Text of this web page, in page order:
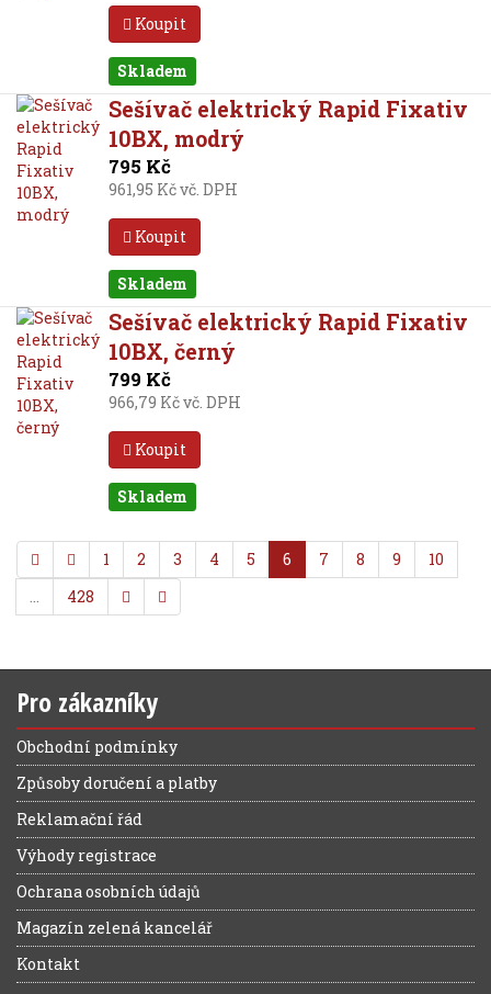
Koupit
Skladem
Sešívač elektrický Rapid Fixativ
10BX, modrý
795 Kč
961,95 Kč vč. DPH
Koupit
Skladem
Sešívač elektrický Rapid Fixativ
10BX, černý
799 Kč
966,79 Kč vč. DPH
Koupit
Skladem
1 2 3 4 5 6 7 8 9
10
…
428
Pro zákazníky
Obchodní podmínky
Způsoby doručení a platby
Reklamační řád
Výhody registrace
Ochrana osobních údajů
Magazín zelená kancelář
Kontakt